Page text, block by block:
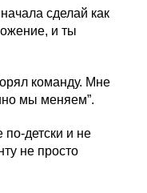
сделай как
и ты
команду. Мне
мы меняем”.
по-детски и не
не просто